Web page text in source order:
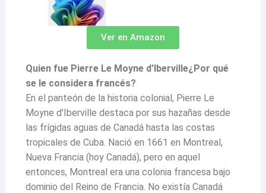
Ver en Amazon
Quien fue Pierre Le Moyne d’Iberville¿Por qué
se le considera francés?
En el panteón de la historia colonial, Pierre Le
Moyne d’Iberville destaca por sus hazañas desde
las frígidas aguas de Canadá hasta las costas
tropicales de Cuba. Nació en 1661 en Montreal,
Nueva Francia (hoy Canadá), pero en aquel
entonces, Montreal era una colonia francesa bajo
dominio del Reino de Francia. No existía Canadá